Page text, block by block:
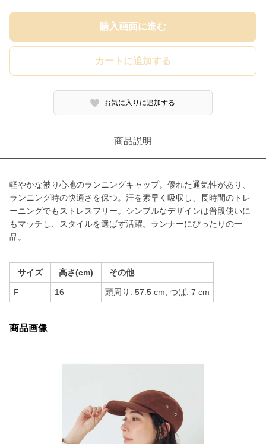
購入画面に進む
カートに追加する
お気に入りに追加する
商品説明
軽やかな被り心地のランニングキャップ。優れた通気性があり、
ランニング時の快適さを保つ。汗を素早く吸収し、長時間のトレ
ーニングでもストレスフリー。シンプルなデザインは普段使いに
もマッチし、スタイルを選ばず活躍。ランナーにぴったりの一
品。
サイズ 高さ(cm) その他
F 16 頭周り: 57.5 cm, つば: 7 cm
商品画像